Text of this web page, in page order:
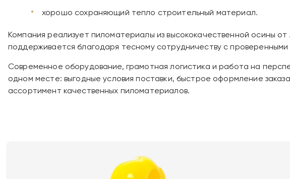
хорошо сохраняющий тепло строительный материал.
Компания реализует пиломатериалы из высококачественной осины
поддерживается благодаря тесному сотрудничеству с
Современное оборудование, грамотная логистика и работа на
одном месте: выгодные условия поставки, быстрое оформление
ассортимент качественных пиломатериалов.